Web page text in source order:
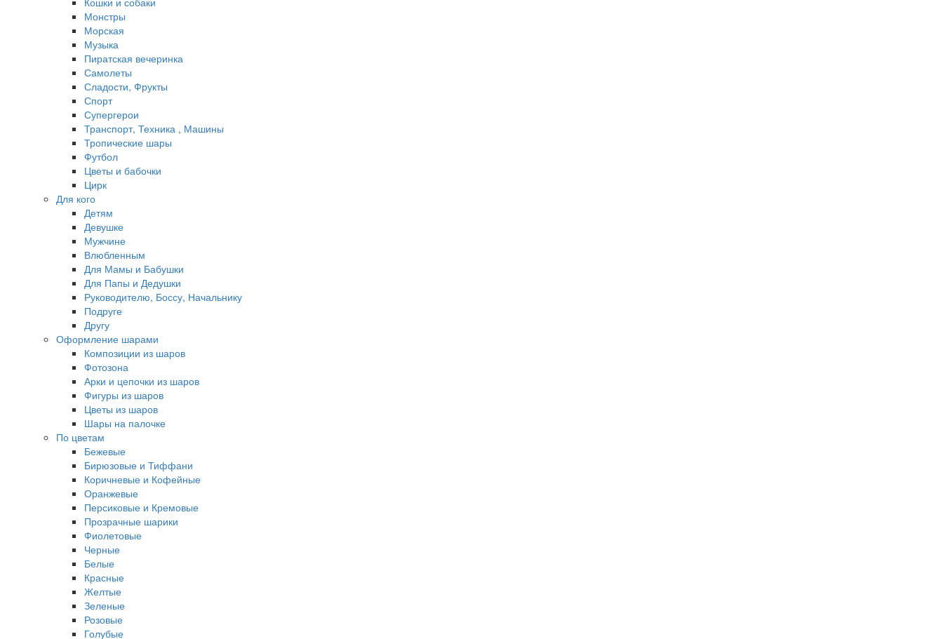
Монстры
Морская
Музыка
Пиратская вечеринка
Самолеты
Сладости, Фрукты
Спорт
Супергерои
Транспорт, Техника , Машины
Тропические шары
Футбол
Цветы и бабочки
Цирк
Для кого
Детям
Девушке
Мужчине
Влюбленным
Для Мамы и Бабушки
Для Папы и Дедушки
Руководителю, Боссу, Начальнику
Подруге
Другу
Оформление шарами
Композиции из шаров
Фотозона
Арки и цепочки из шаров
Фигуры из шаров
Цветы из шаров
Шары на палочке
По цветам
Бежевые
Бирюзовые и Тиффани
Коричневые и Кофейные
Оранжевые
Персиковые и Кремовые
Прозрачные шарики
Фиолетовые
Черные
Белые
Красные
Желтые
Зеленые
Розовые
Голубые